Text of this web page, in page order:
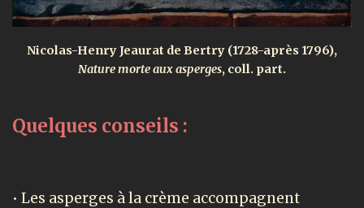
Nicolas-Henry Jeaurat de Bertry (1728-après 1796),
Nature morte aux asperges, coll. part.
Quelques conseils :
• Les asperges à la crème accompagnent